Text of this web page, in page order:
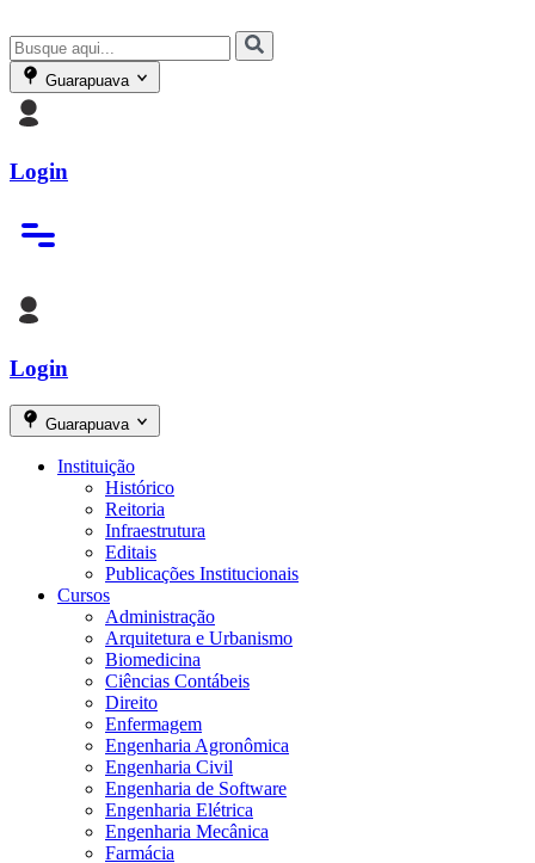
Guarapuava
Login
Login
Guarapuava
Instituição
Histórico
Reitoria
Infraestrutura
Editais
Publicações Institucionais
Cursos
Administração
Arquitetura e Urbanismo
Biomedicina
Ciências Contábeis
Direito
Enfermagem
Engenharia Agronômica
Engenharia Civil
Engenharia de Software
Engenharia Elétrica
Engenharia Mecânica
Farmácia